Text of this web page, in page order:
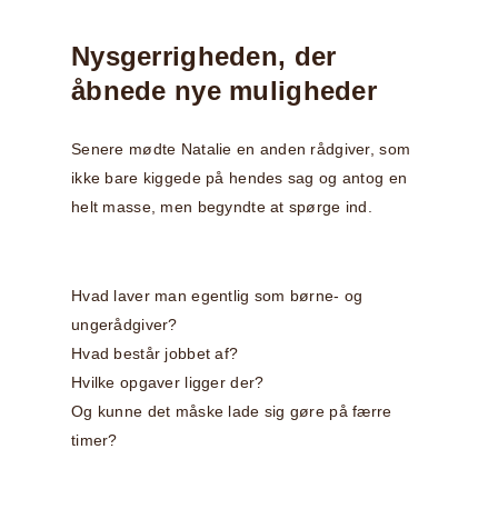
Nysgerrigheden, der
åbnede nye muligheder
Senere mødte Natalie en anden rådgiver, som
ikke bare kiggede på hendes sag og antog en
helt masse, men begyndte at spørge ind.
Hvad laver man egentlig som børne- og
ungerådgiver?
Hvad består jobbet af?
Hvilke opgaver ligger der?
Og kunne det måske lade sig gøre på færre
timer?